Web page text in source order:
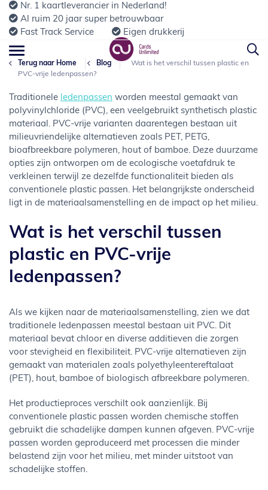
Nr. 1 kaartleverancier in Nederland!
Al ruim 20 jaar super betrouwbaar
Fast Track Service
Eigen drukkerij
Terug naar Home Blog
Wat is het verschil tussen plastic en
PVC-vrije ledenpassen?
Traditionele ledenpassen worden meestal gemaakt van
polyvinylchloride (PVC), een veelgebruikt synthetisch plastic
materiaal. PVC-vrije varianten daarentegen bestaan uit
milieuvriendelijke alternatieven zoals PET, PETG,
bioafbreekbare polymeren, hout of bamboe. Deze duurzame
opties zijn ontworpen om de ecologische voetafdruk te
verkleinen terwijl ze dezelfde functionaliteit bieden als
conventionele plastic passen. Het belangrijkste onderscheid
ligt in de materiaalsamenstelling en de impact op het milieu.
Wat is het verschil tussen
plastic en PVC-vrije
ledenpassen?
Als we kijken naar de materiaalsamenstelling, zien we dat
traditionele ledenpassen meestal bestaan uit PVC. Dit
materiaal bevat chloor en diverse additieven die zorgen
voor stevigheid en flexibiliteit. PVC-vrije alternatieven zijn
gemaakt van materialen zoals polyethyleentereftalaat
(PET), hout, bamboe of biologisch afbreekbare polymeren.
Het productieproces verschilt ook aanzienlijk. Bij
conventionele plastic passen worden chemische stoffen
gebruikt die schadelijke dampen kunnen afgeven. PVC-vrije
passen worden geproduceerd met processen die minder
belastend zijn voor het milieu, met minder uitstoot van
schadelijke stoffen.